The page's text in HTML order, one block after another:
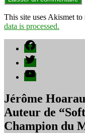
This site uses Akismet to
data is processed.
Facebook
Twitter
YouTube
Jérôme
Auteur de
Champion du